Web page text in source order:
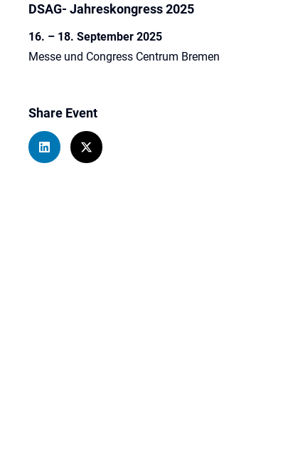
DSAG- Jahreskongress 2025
16. – 18. September 2025
Messe und Congress Centrum Bremen
Share Event